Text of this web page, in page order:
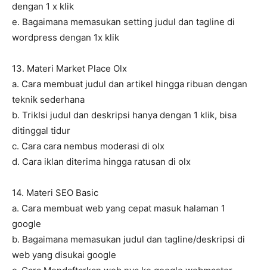
dengan 1 x klik
e. Bagaimana memasukan setting judul dan tagline di
wordpress dengan 1x klik
13. Materi Market Place Olx
a. Cara membuat judul dan artikel hingga ribuan dengan
teknik sederhana
b. TrikIsi judul dan deskripsi hanya dengan 1 klik, bisa
ditinggal tidur
c. Cara cara nembus moderasi di olx
d. Cara iklan diterima hingga ratusan di olx
14. Materi SEO Basic
a. Cara membuat web yang cepat masuk halaman 1
google
b. Bagaimana memasukan judul dan tagline/deskripsi di
web yang disukai google